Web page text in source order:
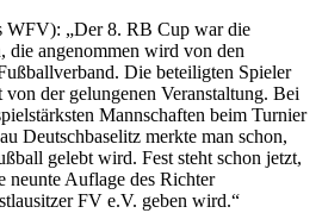
WFV): „Der 8. RB Cup war die
die angenommen wird von den
Die beteiligten Spieler
von der gelungenen Veranstaltung. Bei
Mannschaften beim Turnier
Deutschbaselitz merkte man schon,
gelebt wird. Fest steht schon jetzt,
neunte Auflage des Richter
FV e.V. geben wird.“